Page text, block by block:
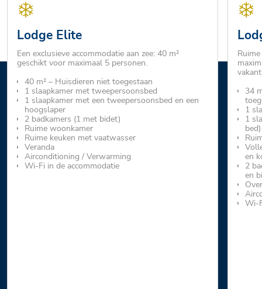
Lodge Elite
Een exclusieve accommodatie aan zee: 40 m²
geschikt voor maximaal 5 personen.
40 m² – Huisdieren niet toegestaan
1 slaapkamer met tweepersoonsbed
1 slaapkamer met een tweepersoonsbed en een
hoogslaper
2 badkamers (1 met bidet)
Ruime woonkamer
Ruime keuken met vaatwasser
Veranda
Airconditioning / Verwarming
Wi-Fi in de accommodatie
34
1
1
en
2
en
Wi-